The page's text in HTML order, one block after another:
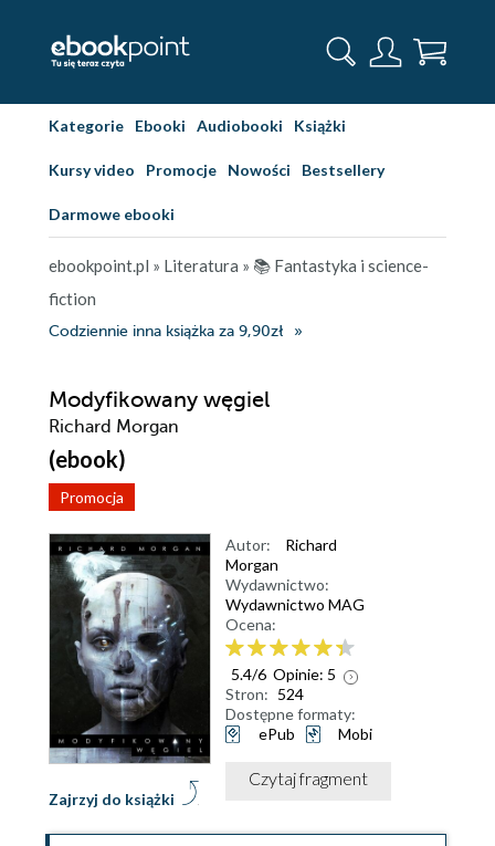
Kategorie Ebooki Audiobooki Książki
Kursy video Promocje Nowości Bestsellery
Darmowe ebooki
ebookpoint.pl » Literatura » 📚 Fantastyka i science-
fiction
Codziennie inna książka za 9,90zł
Modyfikowany węgiel
Richard Morgan
(ebook)
Promocja
Zajrzyj do książki
Autor:
Richard
Morgan
Wydawnictwo:
Wydawnictwo MAG
Ocena:
5.4/6 Opinie: 5
Stron: 524
Dostępne formaty:
ePub
Mobi
Czytaj fragment